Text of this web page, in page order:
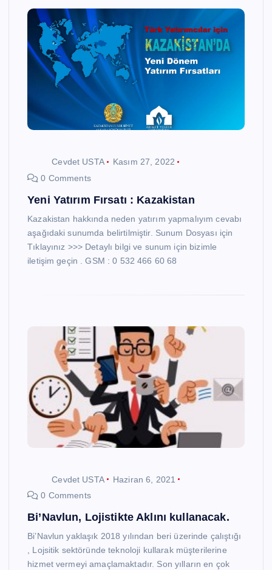
Cevdet USTA
Kasım 27, 2022
0 Comments
Yeni Yatırım Fırsatı : Kazakistan
Kazakistan hakkında neden yatırım yapmalıyım cevabı
aşağıdaki sunumda belirtilmiştir. Sunum Dosyası için
Tıklayınız >>> Detaylı bilgi ve sunum için bizimle
iletişim geçin . GSM : 0 532 466 60 68
Cevdet USTA
Haziran 6, 2021
0 Comments
Bi’Navlun, Lojistikte Aklını kullanacak.
Bi’Navlun yaklaşık 2018 yılından beri üzerinde çalıştığı
, Lojsitik sektöründe teknoloji kullarak müşterilerine
hizmet vermeyi amaçlamaktadır. Son yılların en çok